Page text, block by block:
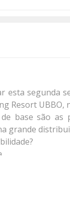
esta segunda
Resort UBBO,
base são as
grande